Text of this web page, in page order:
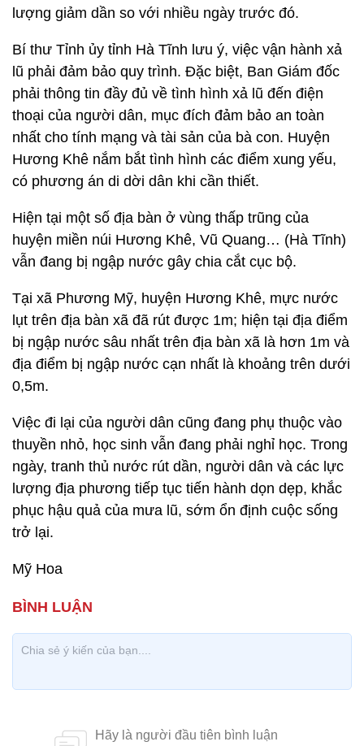
lượng giảm dần so với nhiều ngày trước đó.
Bí thư Tỉnh ủy tỉnh Hà Tĩnh lưu ý, việc vận hành xả
lũ phải đảm bảo quy trình. Đặc biệt, Ban Giám đốc
phải thông tin đầy đủ về tình hình xả lũ đến điện
thoại của người dân, mục đích đảm bảo an toàn
nhất cho tính mạng và tài sản của bà con. Huyện
Hương Khê nắm bắt tình hình các điểm xung yếu,
có phương án di dời dân khi cần thiết.
Hiện tại một số địa bàn ở vùng thấp trũng của
huyện miền núi Hương Khê, Vũ Quang… (Hà Tĩnh)
vẫn đang bị ngập nước gây chia cắt cục bộ.
Tại xã Phương Mỹ, huyện Hương Khê, mực nước
lụt trên địa bàn xã đã rút được 1m; hiện tại địa điểm
bị ngập nước sâu nhất trên địa bàn xã là hơn 1m và
địa điểm bị ngập nước cạn nhất là khoảng trên dưới
0,5m.
Việc đi lại của người dân cũng đang phụ thuộc vào
thuyền nhỏ, học sinh vẫn đang phải nghỉ học. Trong
ngày, tranh thủ nước rút dần, người dân và các lực
lượng địa phương tiếp tục tiến hành dọn dẹp, khắc
phục hậu quả của mưa lũ, sớm ổn định cuộc sống
trở lại.
Mỹ Hoa